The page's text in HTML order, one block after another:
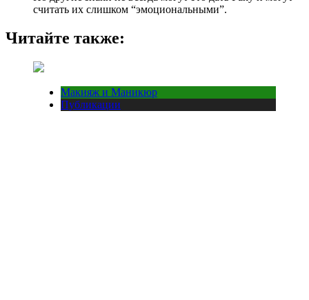
считать их слишком “эмоциональными”.
Читайте также:
Макияж и Маникюр
Публикации